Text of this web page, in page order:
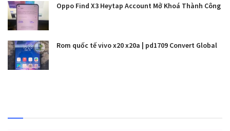
Oppo Find X3 Heytap Account Mở Khoá Thành Công
Rom quốc tế vivo x20 x20a | pd1709 Convert Global